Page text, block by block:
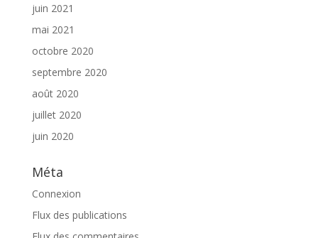
juin 2021
mai 2021
octobre 2020
septembre 2020
août 2020
juillet 2020
juin 2020
Méta
Connexion
Flux des publications